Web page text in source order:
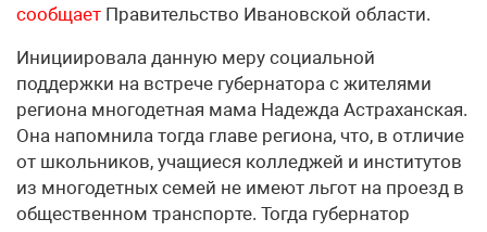
сообщает Правительство Ивановской области.
Инициировала данную меру социальной
поддержки на встрече губернатора с жителями
региона многодетная мама Надежда Астраханская.
Она напомнила тогда главе региона, что, в отличие
от школьников, учащиеся колледжей и институтов
из многодетных семей не имеют льгот на проезд в
общественном транспорте. Тогда губернатор